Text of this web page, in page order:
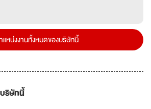
แหน่งงานทั้งหมดของบริษัทนี้
ริษัทนี้